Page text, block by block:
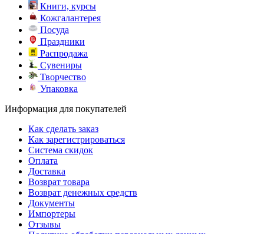
Книги, курсы
Кожгалантерея
Посуда
Праздники
Распродажа
Сувениры
Творчество
Упаковка
Информация для покупателей
Как сделать заказ
Как зарегистрироваться
Система скидок
Оплата
Доставка
Возврат товара
Возврат денежных средств
Документы
Импортеры
Отзывы